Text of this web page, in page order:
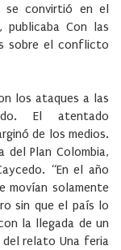
se convirtió en el
publicaba Con las
sobre el conflicto
los ataques a las
El atentado
de los medios.
del Plan Colombia,
“En el año
movían solamente
sin que el país lo
la llegada de un
del relato Una feria